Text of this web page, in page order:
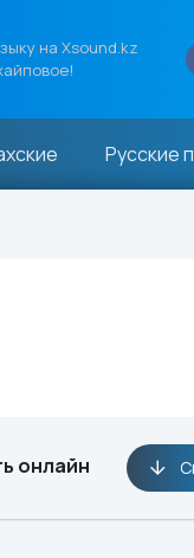
на Xsound.kz
Русские
онлайн